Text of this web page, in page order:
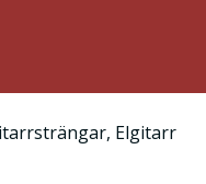
, Elgitarr